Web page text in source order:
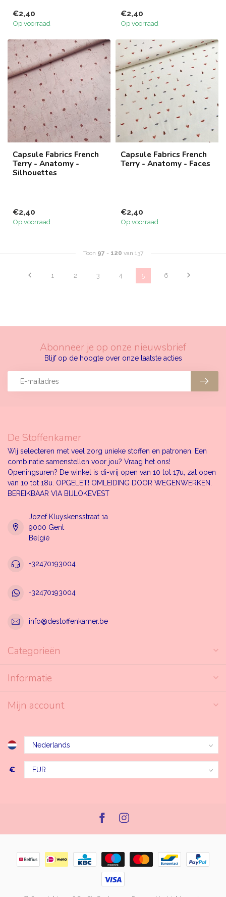
€2,40
Op voorraad
€2,40
Op voorraad
Capsule Fabrics French
Terry - Anatomy -
Silhouettes
€2,40
Op voorraad
Capsule Fabrics French
Terry - Anatomy - Faces
€2,40
Op voorraad
Toon 97 - 120 van 137
1 2 3 4 5 6
Abonneer je op onze nieuwsbrief
Blijf op de hoogte over onze laatste acties
De Stoffenkamer
Wij selecteren met veel zorg unieke stoffen en patronen. Een
combinatie samenstellen voor jou? Vraag het ons!
Openingsuren? De winkel is di-vrij open van 10 tot 17u, zat open
van 10 tot 18u. OPGELET! OMLEIDING DOOR WEGENWERKEN.
BEREIKBAAR VIA BIJLOKEVEST
Jozef Kluyskensstraat 1a
9000 Gent
België
+32470193004
+32470193004
info@destoffenkamer.be
Categorieën
Informatie
Mijn account
€